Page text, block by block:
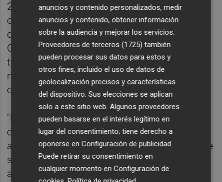
2019 y no se haya puesto solución", añade
en esta línea el líder del PPCV, que insiste en
que es "necesario que se restituyan en la
Comunitat Valenciana el cien por cien de los
trenes suprimidos, ya que somos la región
más dañada por los recortes y las
cancelaciones".
"Este problema temporal parece haberse
convertido en definitivo y ya afecta también
al presupuesto de la Generalitat en tanto que
se han anunciado desde la Conselleria
autobuses para sustituir trenes tanto en la
anuncios y contenido personalizados, medir
anuncios y contenido, obtener información
sobre la audiencia y mejorar los servicios.
Proveedores de terceros (1725) también
pueden procesar sus datos para estos y
otros fines, incluido el uso de datos de
geolocalización precisos y características
del dispositivo. Sus elecciones se aplican
solo a este sitio web. Algunos proveedores
pueden basarse en el interés legítimo en
lugar del consentimiento; tiene derecho a
oponerse enConfiguración de publicidad.
Puede retirar su consentimiento en
cualquier momento enConfiguración de